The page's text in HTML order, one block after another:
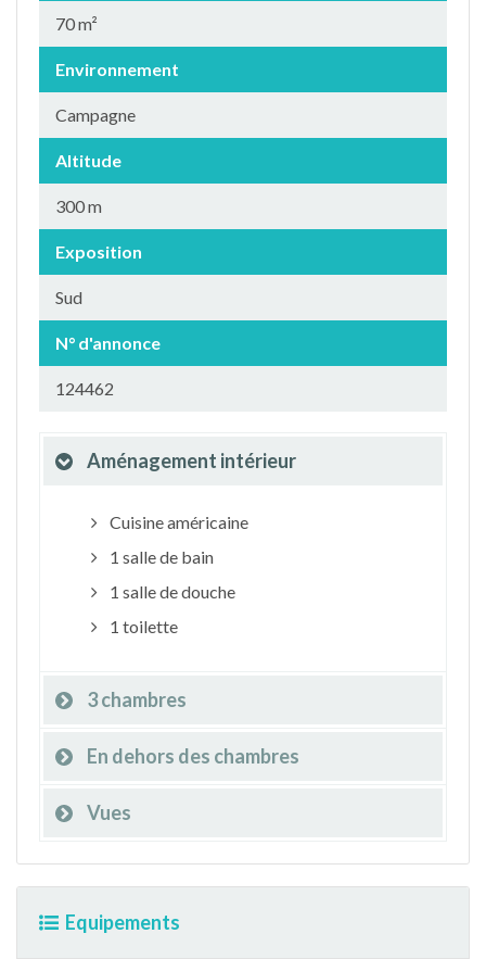
70 m²
Environnement
Campagne
Altitude
300 m
Exposition
Sud
N° d'annonce
124462
Aménagement intérieur
Cuisine américaine
1 salle de bain
1 salle de douche
1 toilette
3 chambres
En dehors des chambres
Vues
Equipements